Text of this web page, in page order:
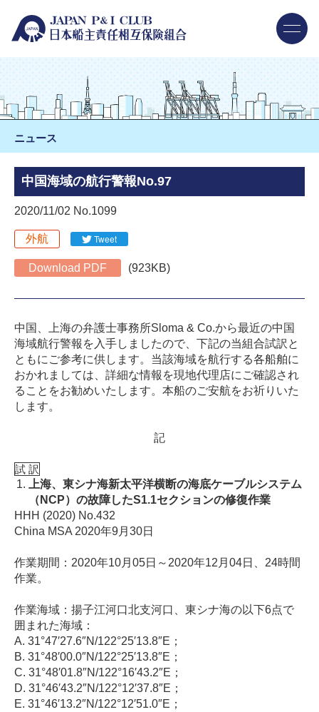
ニュース
中国海域の航行警報No.97
2020/11/02 No.1099
外航 Tweet
Download PDF (923KB)
中国、上海の弁護士事務所Sloma & Co.から最近の中国
海域航行警報を入手しましたので、下記の当組合試訳と
ともにご参考に供します。当該海域を航行する各船舶に
おかれましては、詳細な情報を現地代理店にご確認され
ることをお勧めいたします。本船のご安航をお祈りいた
します。
記
試 訳
上海、東シナ海新太平洋横断の海底ケーブルシステム
（NCP）の故障したS1.1セクションの修復作業
HHH (2020) No.432
China MSA 2020年9月30日
作業期間：2020年10月05日～2020年12月04日、24時間
作業。
作業海域：揚子江河口北支河口、東シナ海の以下6点で
囲まれた海域：
A. 31°47′27.6″N/122°25′13.8″E；
B. 31°48′00.0″N/122°25′13.8″E；
C. 31°48′01.8″N/122°16′43.2″E；
D. 31°46′43.2″N/122°12′37.8″E；
E. 31°46′13.2″N/122°12′51.0″E；